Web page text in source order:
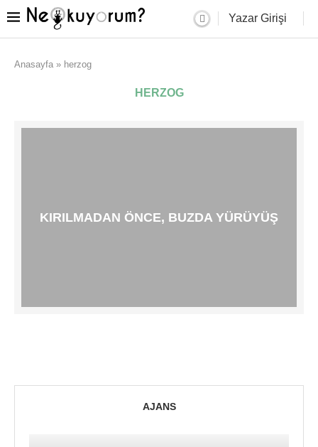
Yazar Girişi
Anasayfa » herzog
HERZOG
KIRILMADAN ÖNCE, BUZDA YÜRÜYÜŞ
AJANS